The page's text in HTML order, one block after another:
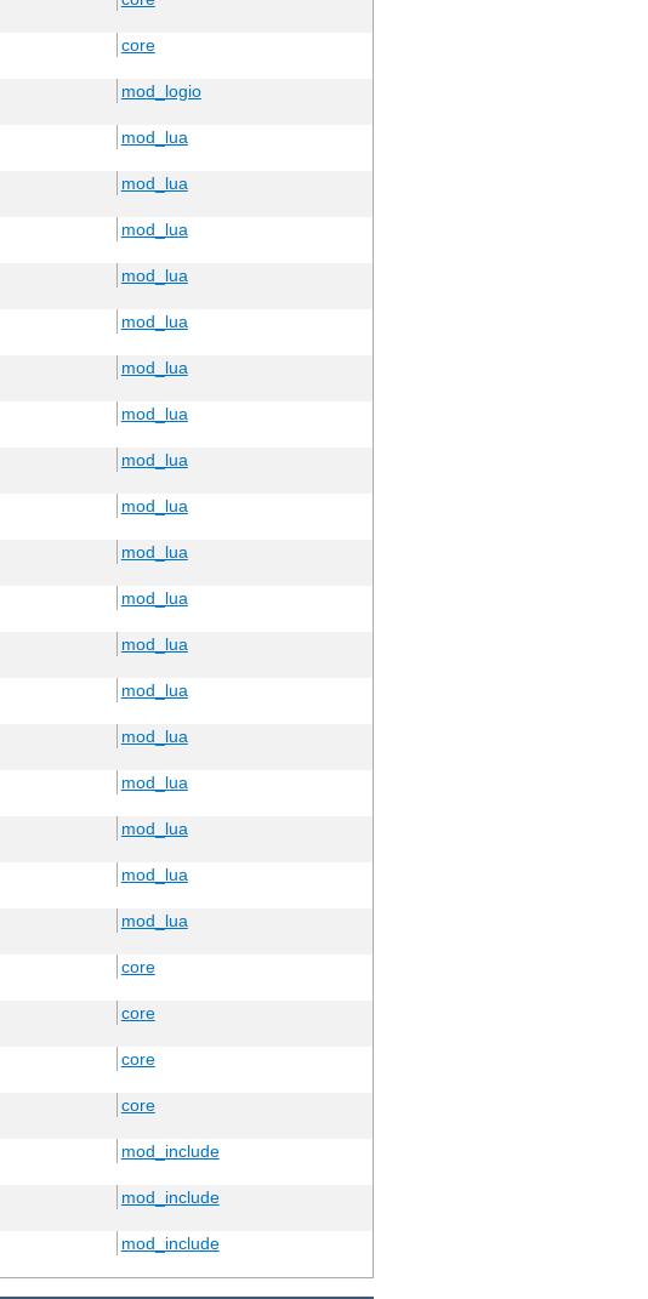
core
mod_logio
mod_lua
mod_lua
mod_lua
mod_lua
mod_lua
mod_lua
mod_lua
mod_lua
mod_lua
mod_lua
mod_lua
mod_lua
mod_lua
mod_lua
mod_lua
mod_lua
mod_lua
mod_lua
core
core
core
core
mod_include
mod_include
mod_include